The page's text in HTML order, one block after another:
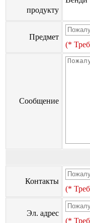
продукту
Предмет
(*
Сообщение
Контакты
(*
Эл. адрес
(*